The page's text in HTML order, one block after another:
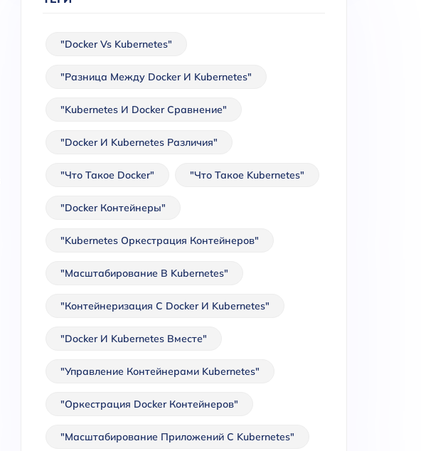
"Docker Vs Kubernetes"
"Разница Между Docker И Kubernetes"
"Kubernetes И Docker Сравнение"
"Docker И Kubernetes Различия"
"Что Такое Docker" "Что Такое Kubernetes"
"Docker Контейнеры"
"Kubernetes Оркестрация Контейнеров"
"Масштабирование В Kubernetes"
"Контейнеризация С Docker И Kubernetes"
"Docker И Kubernetes Вместе"
"Управление Контейнерами Kubernetes"
"Оркестрация Docker Контейнеров"
"Масштабирование Приложений С Kubernetes"